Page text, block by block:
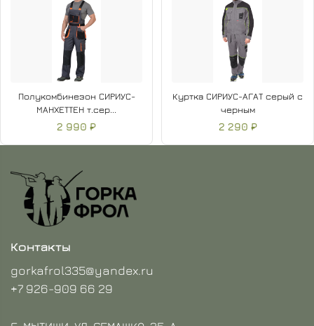
Полукомбинезон СИРИУС-
МАНХЕТТЕН т.сер...
2 990 ₽
Куртка СИРИУС-АГАТ серый с
черным
2 290 ₽
Контакты
gorkafrol335@yandex.ru
+7 926-909 66 29